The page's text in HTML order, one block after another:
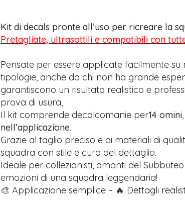
Kit di decals pronte all’uso per ricreare la
Pretagliate, ultrasottili e compatibili con
Pensate per essere applicate facilmente
tipologie, anche da chi non ha grande
garantiscono un risultato realistico e
prova di usura,
Il kit comprende decalcomanie per14 omini
nell’applicazione.
Grazie al taglio preciso e ai materiali di
squadra con stile e cura del dettaglio.
Ideale per collezionisti, amanti del
emozioni di una squadra leggendaria!
🎨 Applicazione semplice – 🔥 Dettagli